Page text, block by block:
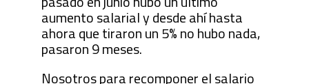
aumento salarial y desde ahí hasta
ahora que tiraron un 5% no hubo nada,
pasaron 9 meses.
Nosotros para recomponer el salario